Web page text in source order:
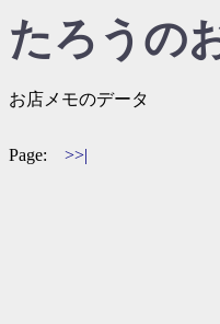
たろうの
お店メモのデータ
Page: >>|